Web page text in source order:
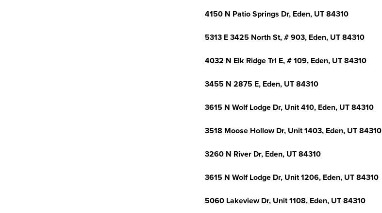
4150 N Patio Springs Dr, Eden, UT 84310
5313 E 3425 North St, # 903, Eden, UT 84310
4032 N Elk Ridge Trl E, # 109, Eden, UT 84310
3455 N 2875 E, Eden, UT 84310
3615 N Wolf Lodge Dr, Unit 410, Eden, UT 84310
3518 Moose Hollow Dr, Unit 1403, Eden, UT 84310
3260 N River Dr, Eden, UT 84310
3615 N Wolf Lodge Dr, Unit 1206, Eden, UT 84310
5060 Lakeview Dr, Unit 1108, Eden, UT 84310